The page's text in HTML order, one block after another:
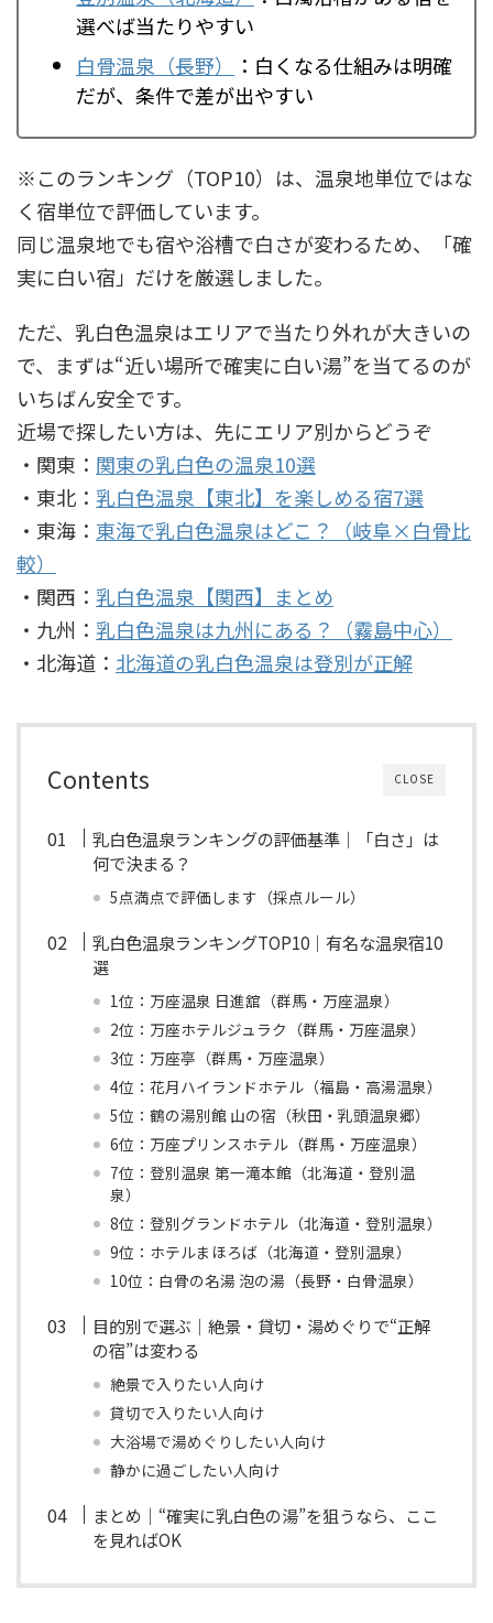
選べば当たりやすい
白骨温泉（長野）
：白くなる仕組みは明確
だが、条件で差が出やすい
※このランキング（TOP10）は、温泉地単位ではな
く宿単位で評価しています。
同じ温泉地でも宿や浴槽で白さが変わるため、「確
実に白い宿」だけを厳選しました。
ただ、乳白色温泉はエリアで当たり外れが大きいの
で、まずは“近い場所で確実に白い湯”を当てるのが
いちばん安全です。
近場で探したい方は、先にエリア別からどうぞ
・関東： 関東の乳白色の温泉10選
・東北： 乳白色温泉【東北】を楽しめる宿7選
・東海： 東海で乳白色温泉はどこ？（岐阜×白骨比
較）
・関西： 乳白色温泉【関西】まとめ
・九州： 乳白色温泉は九州にある？（霧島中心）
・北海道： 北海道の乳白色温泉は登別が正解
CLOSE
Contents
乳白色温泉ランキングの評価基準｜「白さ」は
何で決まる？
5点満点で評価します（採点ルール）
乳白色温泉ランキングTOP10｜有名な温泉宿10
選
1位：万座温泉 日進舘（群馬・万座温泉）
2位：万座ホテルジュラク（群馬・万座温泉）
3位：万座亭（群馬・万座温泉）
4位：花月ハイランドホテル（福島・高湯温泉）
5位：鶴の湯別館 山の宿（秋田・乳頭温泉郷）
6位：万座プリンスホテル（群馬・万座温泉）
7位：登別温泉 第一滝本館（北海道・登別温
泉）
8位：登別グランドホテル（北海道・登別温泉）
9位：ホテルまほろば（北海道・登別温泉）
10位：白骨の名湯 泡の湯（長野・白骨温泉）
目的別で選ぶ｜絶景・貸切・湯めぐりで“正解
の宿”は変わる
絶景で入りたい人向け
貸切で入りたい人向け
大浴場で湯めぐりしたい人向け
静かに過ごしたい人向け
まとめ｜“確実に乳白色の湯”を狙うなら、ここ
を見ればOK